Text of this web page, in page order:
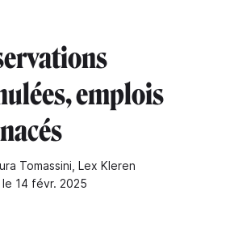
emplois
Tomassini, Lex Kleren
le 14 févr. 2025